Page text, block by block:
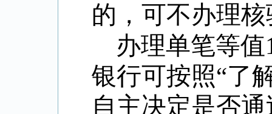
的，可不办理
办理单笔等值
银行可按照“了
自主决定是否